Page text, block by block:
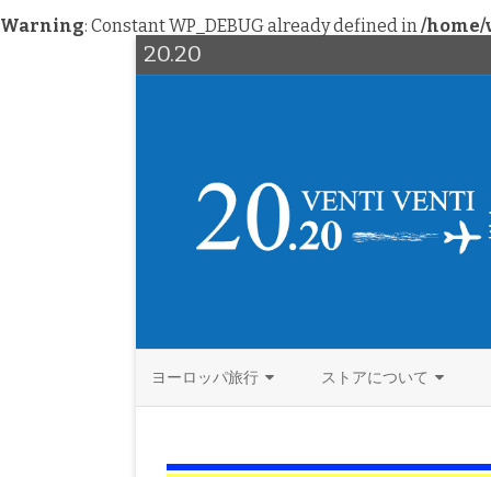
Warning: Constant WP_DEBUG already defined in/home/
20.20
ヨーロッパ旅行
ドイツ
北欧 デンマーク
ストアについて
ファッション